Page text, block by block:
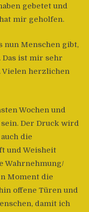
gebetet und
mir geholfen.
nun Menschen gibt,
Das ist mir sehr
Vielen herzlichen
Wochen und
Der Druck wird
die
und Weisheit
Wahrnehmung/
Moment die
offene Türen und
damit ich